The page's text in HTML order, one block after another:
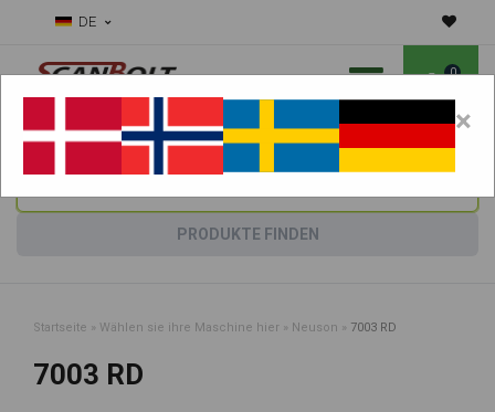
DE
0
Benötigen Sie Hilfe bei Verschleißteilen?Maschine wählen:
PRODUKTE FINDEN
Startseite » Wählen sie ihre Maschine hier » Neuson » 7003 RD
7003 RD
×